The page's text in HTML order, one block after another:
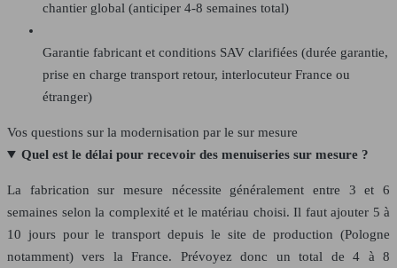
chantier global (anticiper 4-8 semaines total)
Garantie fabricant et conditions SAV clarifiées (durée garantie,
prise en charge transport retour, interlocuteur France ou
étranger)
Vos questions sur la modernisation par le sur mesure
Quel est le délai pour recevoir des menuiseries sur mesure ?
La fabrication sur mesure nécessite généralement entre 3 et 6
semaines selon la complexité et le matériau choisi. Il faut ajouter 5 à
10 jours pour le transport depuis le site de production (Pologne
notamment) vers la France. Prévoyez donc un total de 4 à 8